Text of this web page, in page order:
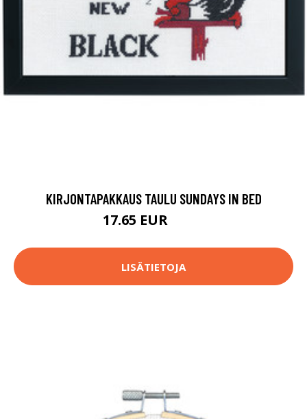
KIRJONTAPAKKAUS TAULU SUNDAYS IN BED
17.65 EUR
LISÄTIETOJA